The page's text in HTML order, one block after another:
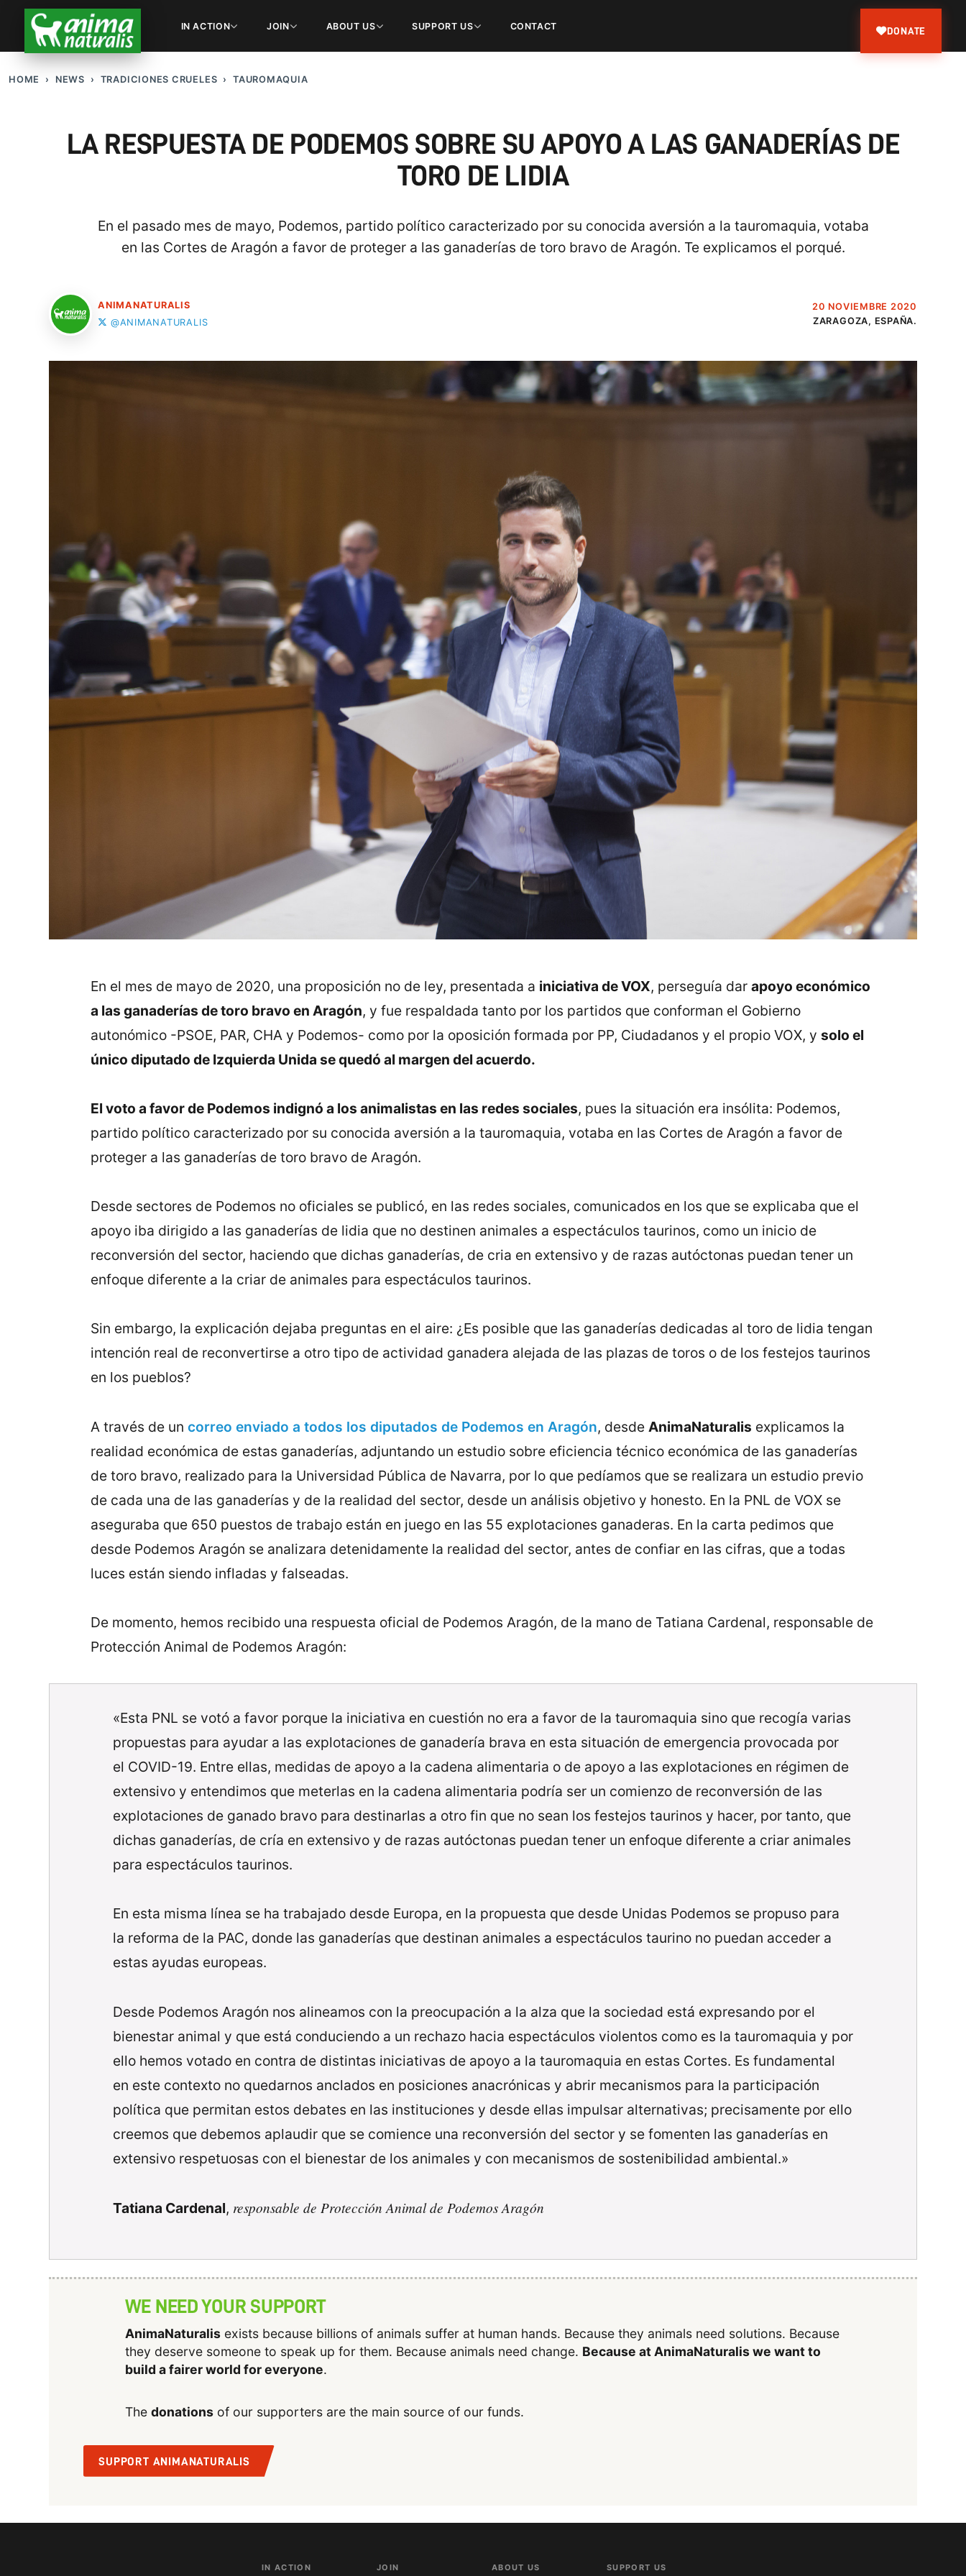
IN ACTION JOIN ABOUT US SUPPORT US CONTACT DONATE
HOME NEWS TRADICIONES CRUELES TAUROMAQUIA
LA RESPUESTA DE PODEMOS SOBRE SU APOYO A LAS GANADERÍAS DE
TORO DE LIDIA
En el pasado mes de mayo, Podemos, partido político caracterizado por su conocida aversión a la tauromaquia, votaba
en las Cortes de Aragón a favor de proteger a las ganaderías de toro bravo de Aragón. Te explicamos el porqué.
ANIMANATURALIS
@ANIMANATURALIS
20 NOVIEMBRE 2020
ZARAGOZA, ESPAÑA.
En el mes de mayo de 2020, una proposición no de ley, presentada a iniciativa de VOX, perseguía dar apoyo económico
a las ganaderías de toro bravo en Aragón, y fue respaldada tanto por los partidos que conforman el Gobierno
autonómico -PSOE, PAR, CHA y Podemos- como por la oposición formada por PP, Ciudadanos y el propio VOX, y solo el
único diputado de Izquierda Unida se quedó al margen del acuerdo.
El voto a favor de Podemos indignó a los animalistas en las redes sociales, pues la situación era insólita: Podemos,
partido político caracterizado por su conocida aversión a la tauromaquia, votaba en las Cortes de Aragón a favor de
proteger a las ganaderías de toro bravo de Aragón.
Desde sectores de Podemos no oficiales se publicó, en las redes sociales, comunicados en los que se explicaba que el
apoyo iba dirigido a las ganaderías de lidia que no destinen animales a espectáculos taurinos, como un inicio de
reconversión del sector, haciendo que dichas ganaderías, de cria en extensivo y de razas autóctonas puedan tener un
enfoque diferente a la criar de animales para espectáculos taurinos.
Sin embargo, la explicación dejaba preguntas en el aire: ¿Es posible que las ganaderías dedicadas al toro de lidia tengan
intención real de reconvertirse a otro tipo de actividad ganadera alejada de las plazas de toros o de los festejos taurinos
en los pueblos?
A través de un correo enviado a todos los diputados de Podemos en Aragón, desde AnimaNaturalis explicamos la
realidad económica de estas ganaderías, adjuntando un estudio sobre eficiencia técnico económica de las ganaderías
de toro bravo, realizado para la Universidad Pública de Navarra, por lo que pedíamos que se realizara un estudio previo
de cada una de las ganaderías y de la realidad del sector, desde un análisis objetivo y honesto. En la PNL de VOX se
aseguraba que 650 puestos de trabajo están en juego en las 55 explotaciones ganaderas. En la carta pedimos que
desde Podemos Aragón se analizara detenidamente la realidad del sector, antes de confiar en las cifras, que a todas
luces están siendo infladas y falseadas.
De momento, hemos recibido una respuesta oficial de Podemos Aragón, de la mano de Tatiana Cardenal, responsable de
Protección Animal de Podemos Aragón:
«Esta PNL se votó a favor porque la iniciativa en cuestión no era a favor de la tauromaquia sino que recogía varias
propuestas para ayudar a las explotaciones de ganadería brava en esta situación de emergencia provocada por
el COVID-19. Entre ellas, medidas de apoyo a la cadena alimentaria o de apoyo a las explotaciones en régimen de
extensivo y entendimos que meterlas en la cadena alimentaria podría ser un comienzo de reconversión de las
explotaciones de ganado bravo para destinarlas a otro fin que no sean los festejos taurinos y hacer, por tanto, que
dichas ganaderías, de cría en extensivo y de razas autóctonas puedan tener un enfoque diferente a criar animales
para espectáculos taurinos.
En esta misma línea se ha trabajado desde Europa, en la propuesta que desde Unidas Podemos se propuso para
la reforma de la PAC, donde las ganaderías que destinan animales a espectáculos taurino no puedan acceder a
estas ayudas europeas.
Desde Podemos Aragón nos alineamos con la preocupación a la alza que la sociedad está expresando por el
bienestar animal y que está conduciendo a un rechazo hacia espectáculos violentos como es la tauromaquia y por
ello hemos votado en contra de distintas iniciativas de apoyo a la tauromaquia en estas Cortes. Es fundamental
en este contexto no quedarnos anclados en posiciones anacrónicas y abrir mecanismos para la participación
política que permitan estos debates en las instituciones y desde ellas impulsar alternativas; precisamente por ello
creemos que debemos aplaudir que se comience una reconversión del sector y se fomenten las ganaderías en
extensivo respetuosas con el bienestar de los animales y con mecanismos de sostenibilidad ambiental.»
Tatiana Cardenal, responsable de Protección Animal de Podemos Aragón
WE NEED YOUR SUPPORT
AnimaNaturalisexists because billions of animals suffer at human hands. Because they animals need solutions. Because
they deserve someone to speak up for them. Because animals need change. Because at AnimaNaturalis we want to
build a fairer world for everyone.
The donationsof our supporters are the main source of our funds.
SUPPORT ANIMANATURALIS
IN ACTION JOIN ABOUT US SUPPORT US